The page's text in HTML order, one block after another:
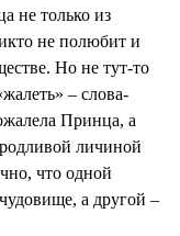
не только из
не полюбит и
Но не тут-то
– слова-
Принца, а
личиной
что одной
а другой –